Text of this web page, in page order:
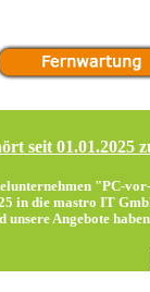
seit 01.01.2025
"PC-
in die mastro IT
Angebote